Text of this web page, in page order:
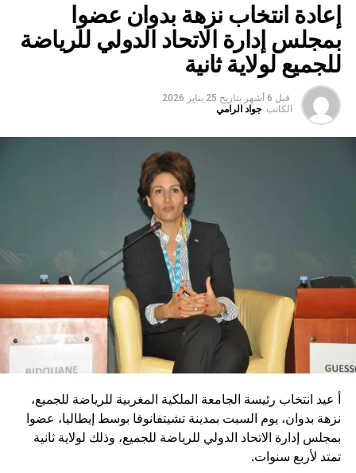
إعادة انتخاب نزهة بدوان عضوا
بمجلس إدارة الاتحاد الدولي للرياضة
للجميع لولاية ثانية
قبل 6 أشهر بتاريخ 25 يناير 2026
الكاتب: جواد الرامي
أ عيد انتخاب رئيسة الجامعة الملكية المغربية للرياضة للجميع،
نزهة بدوان، يوم السبت بمدينة تشيتفانوفا بوسط إيطاليا، عضوا
بمجلس إدارة الاتحاد الدولي للرياضة للجميع، وذلك لولاية ثانية
تمتد لأربع سنوات.